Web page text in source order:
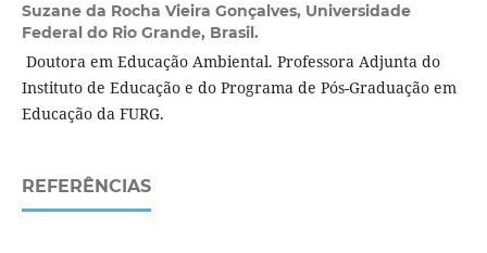
Suzane da Rocha Vieira Gonçalves, Universidade
Federal do Rio Grande, Brasil.
Doutora em Educação Ambiental. Professora Adjunta do
Instituto de Educação e do Programa de Pós-Graduação em
Educação da FURG.
REFERÊNCIAS